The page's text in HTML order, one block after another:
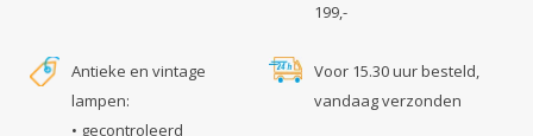
199,-
Antieke en vintage
lampen:
• gecontroleerd
Voor 15.30 uur besteld,
vandaag verzonden